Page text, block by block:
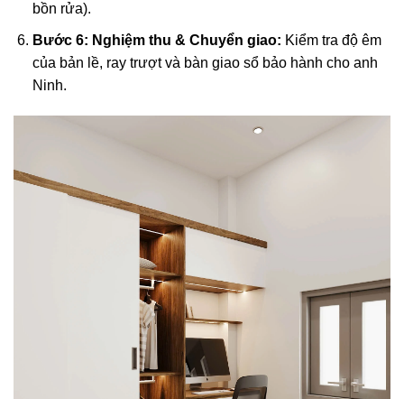
bồn rửa).
Bước 6: Nghiệm thu & Chuyển giao: Kiểm tra độ êm
của bản lề, ray trượt và bàn giao sổ bảo hành cho anh
Ninh.